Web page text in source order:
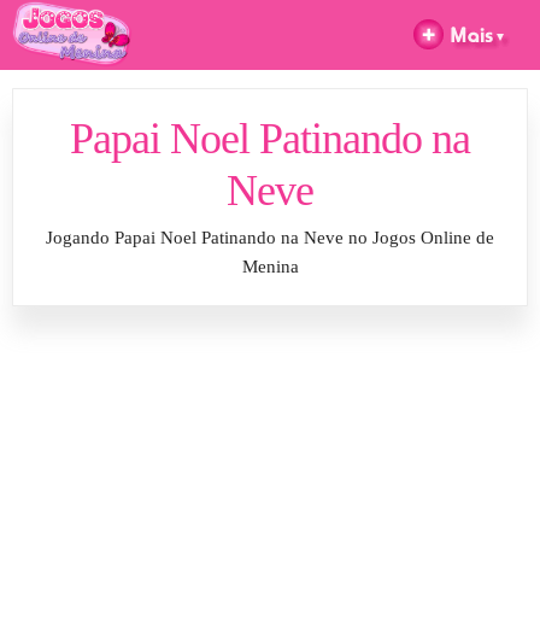
Papai Noel Patinando na
Neve
Jogando Papai Noel Patinando na Neve no Jogos Online de
Menina